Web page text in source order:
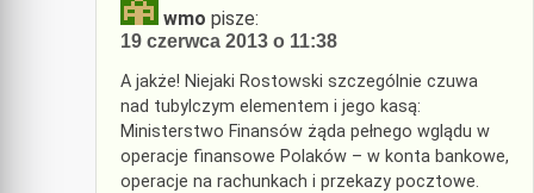
wmo pisze:
19 czerwca 2013 o 11:38
A jakże! Niejaki Rostowski szczególnie czuwa
nad tubylczym elementem i jego kasą:
Ministerstwo Finansów żąda pełnego wglądu w
operacje finansowe Polaków – w konta bankowe,
operacje na rachunkach i przekazy pocztowe.